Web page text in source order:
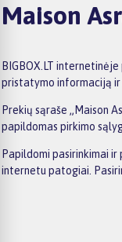
Maison
BIGBOX.LT
pristatymo informaciją ir
Prekių sąraše „Maison
papildomas pirkimo
Papildomi pasirinkimai
internetu patogiai.